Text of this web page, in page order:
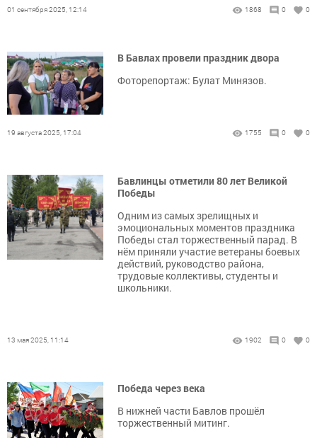
01 сентября 2025, 12:14 1868 0 0
В Бавлах провели праздник двора
Фоторепортаж: Булат Минязов.
19 августа 2025, 17:04 1755 0 0
Бавлинцы отметили 80 лет Великой
Победы
Одним из самых зрелищных и
эмоциональных моментов праздника
Победы стал торжественный парад. В
нём приняли участие ветераны боевых
действий, руководство района,
трудовые коллективы, студенты и
школьники.
13 мая 2025, 11:14 1902 0 0
Победа через века
В нижней части Бавлов прошёл
торжественный митинг.